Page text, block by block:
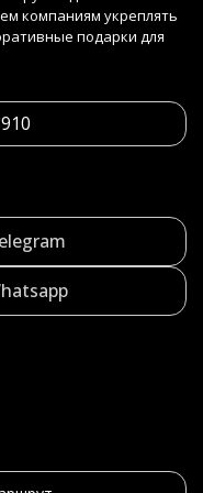
компаниям укреплять
подарки для